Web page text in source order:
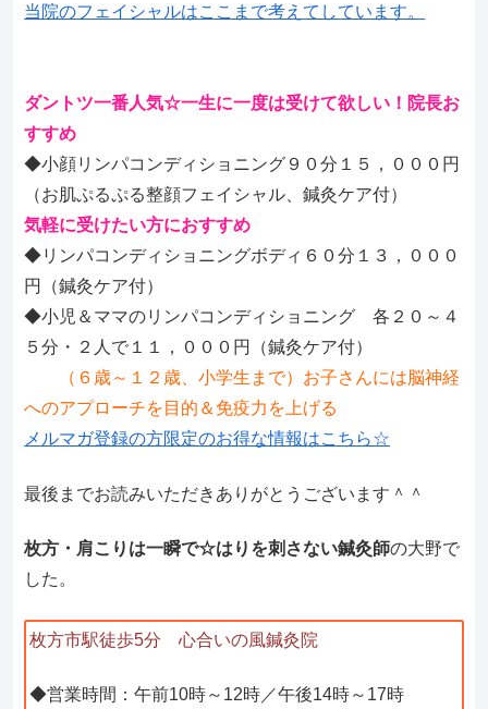
当院のフェイシャルはここまで考えてしています。
ダントツ一番人気☆一生に一度は受けて欲しい！院長お
すすめ
◆小顔リンパコンディショニング９０分１５，０００円
（お肌ぷるぷる整顔フェイシャル、鍼灸ケア付）
気軽に受けたい方におすすめ
◆リンパコンディショニングボディ６０分１３，０００
円（鍼灸ケア付）
◆小児＆ママのリンパコンディショニング 各２０～４
５分・２人で１１，０００円（鍼灸ケア付）
（６歳～１２歳、小学生まで）お子さんには脳神経
へのアプローチを目的＆免疫力を上げる
メルマガ登録の方限定のお得な情報はこちら☆
最後までお読みいただきありがとうございます＾＾
枚方・肩こりは一瞬で☆はりを刺さない鍼灸師の大野で
した。
枚方市駅徒歩5分 心合いの風鍼灸院
◆営業時間：午前10時～12時／午後14時～17時